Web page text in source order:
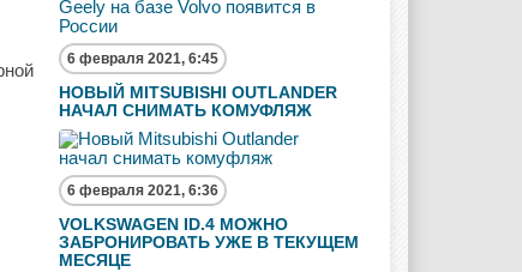
6 февраля 2021, 6:45
НОВЫЙ MITSUBISHI OUTLANDER
НАЧАЛ СНИМАТЬ КОМУФЛЯЖ
6 февраля 2021, 6:36
VOLKSWAGEN ID.4 МОЖНО
ЗАБРОНИРОВАТЬ УЖЕ В ТЕКУЩЕМ
МЕСЯЦЕ